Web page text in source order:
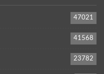
47021
41568
23782